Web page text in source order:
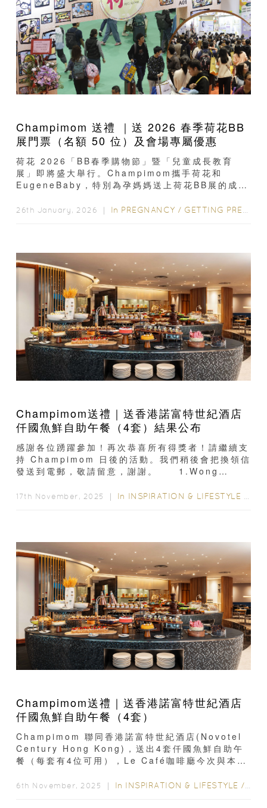
Champimom 送禮 ｜送 2026 春季荷花BB
展門票（名額 50 位）及會場專屬優惠
荷花 2026「BB春季購物節」暨「兒童成長教育
展」即將盛大舉行。Champimom攜手荷花和
EugeneBaby，特別為孕媽媽送上荷花BB展的成人
26th January, 2026 ｜ In PREGNANCY / GETTING PREGNANT
Champimom送禮｜送香港諾富特世紀酒店
仟國魚鮮自助午餐（4套）結果公布
感謝各位踴躍參加！再次恭喜所有得獎者！請繼續支
持 Champimom 日後的活動。我們稍後會把換領信
發送到電郵，敬請留意，謝謝。 1.Wong
Lee
17th November, 2025 ｜ In INSPIRATION & LIFESTYLE
Champimom送禮｜送香港諾富特世紀酒店
仟國魚鮮自助午餐（4套）
Champimom 聯同香港諾富特世紀酒店(Novotel
Century Hong Kong)，送出4套仟國魚鮮自助午
餐（每套有4位可用），Le Café咖啡廳今次與本地
6th November, 2025 ｜ In INSPIRATION & LIFESTYLE /